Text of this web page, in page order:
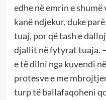
edhe në emrin e
kanë ndjekur, duke
tuaj, por që tash e
djallit në fytyrat tuaja.
e të dilni nga kuvendi
protesve e me
turp të ballafaqoheni